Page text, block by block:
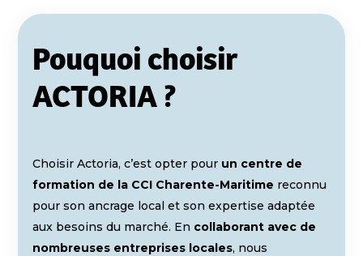
Pouquoi choisir
ACTORIA ?
Choisir Actoria, c’est opter pour un centre de
formation de la CCI Charente-Maritime reconnu
pour son ancrage local et son expertise adaptée
aux besoins du marché. En collaborant avec de
nombreuses entreprises locales, nous